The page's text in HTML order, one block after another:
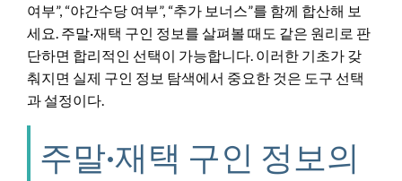
여부”, “야간수당 여부”, “추가 보너스”를 함께 합산해 보
세요. 주말·재택 구인 정보를 살펴볼 때도 같은 원리로 판
단하면 합리적인 선택이 가능합니다. 이러한 기초가 갖
춰지면 실제 구인 정보 탐색에서 중요한 것은 도구 선택
과 설정이다.
주말·재택 구인 정보의